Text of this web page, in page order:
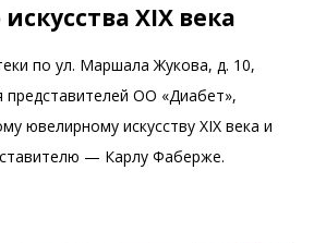
XIX века
по ул. Маршала Жукова, д. 10,
представителей ОО «Диабет»,
ювелирному искусству XIX века и
— Карлу Фаберже.